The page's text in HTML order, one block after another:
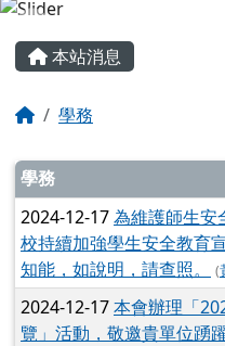
主內容區域
本站消息
回首頁
學務
文章列表
學務
2024-12-17為維護師生安
校持續加強學生安全教育
知能，如說明，請查照。
(
2024-12-17本會辦理「
覽」活動，敬邀貴單位踴
頁尾區域